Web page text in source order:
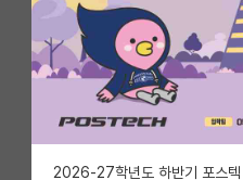
전체글보기
베스트 게시판
IF 명예의전당
자유 게시판(아무개랩)
2026-27학년도 하반기 포스텍